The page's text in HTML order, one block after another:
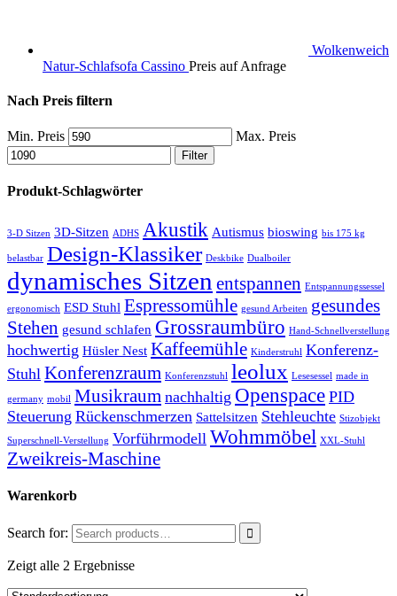
Wolkenweich
Natur-Schlafsofa Cassino Preis auf Anfrage
Nach Preis filtern
Min. Preis Max. Preis
Filter
Produkt-Schlagwörter
3-D Sitzen 3D-Sitzen ADHS Akustik Autismus bioswing bis 175 kg
belastbar Design-Klassiker Deskbike Dualboiler
dynamisches Sitzen entspannen Entspannungssessel
ergonomisch ESD Stuhl Espressomühle gesund Arbeiten gesundes
Stehen gesund schlafen Grossraumbüro Hand-Schnellverstellung
hochwertig Hüsler Nest Kaffeemühle Kinderstruhl Konferenz-
Stuhl Konferenzraum Konferenzstuhl leolux Lesesessel made in
germany mobil Musikraum nachhaltig Openspace PID
Steuerung Rückenschmerzen Sattelsitzen Stehleuchte Stizobjekt
Superschnell-Verstellung Vorführmodell Wohmmöbel XXL-Stuhl
Zweikreis-Maschine
Warenkorb
Search for:
Zeigt alle 2 Ergebnisse